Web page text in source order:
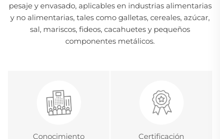
pesaje y envasado, aplicables en industrias alimentarias
y no alimentarias, tales como galletas, cereales, azúcar,
sal, mariscos, fideos, cacahuetes y pequeños
componentes metálicos.
Conocimiento Certificación